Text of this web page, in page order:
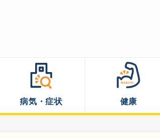
病気・症状 健康